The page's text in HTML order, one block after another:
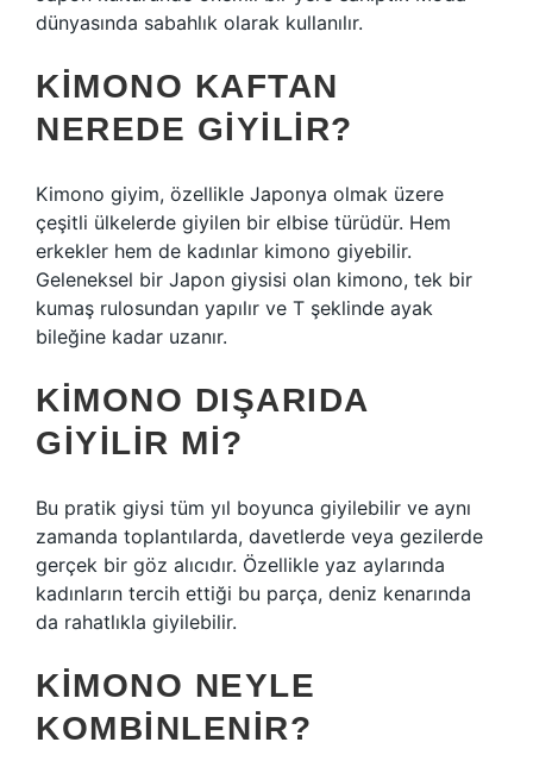
dünyasında sabahlık olarak kullanılır.
KIMONO KAFTAN
NEREDE GIYILIR?
Kimono giyim, özellikle Japonya olmak üzere
çeşitli ülkelerde giyilen bir elbise türüdür. Hem
erkekler hem de kadınlar kimono giyebilir.
Geleneksel bir Japon giysisi olan kimono, tek bir
kumaş rulosundan yapılır ve T şeklinde ayak
bileğine kadar uzanır.
KIMONO DIŞARIDA
GIYILIR MI?
Bu pratik giysi tüm yıl boyunca giyilebilir ve aynı
zamanda toplantılarda, davetlerde veya gezilerde
gerçek bir göz alıcıdır. Özellikle yaz aylarında
kadınların tercih ettiği bu parça, deniz kenarında
da rahatlıkla giyilebilir.
KIMONO NEYLE
KOMBINLENIR?